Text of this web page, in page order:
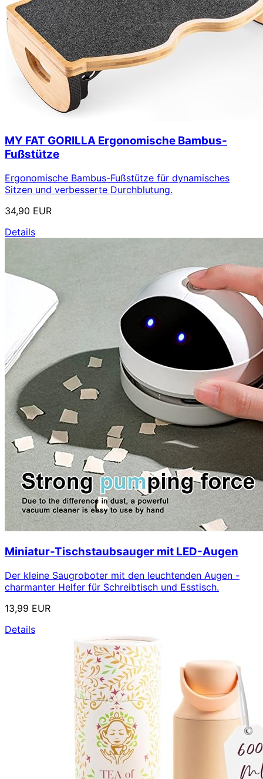
MY FAT GORILLA Ergonomische Bambus-
Fußstütze
Ergonomische Bambus-Fußstütze für dynamisches
Sitzen und verbesserte Durchblutung.
34,90 EUR
Details
Miniatur-Tischstaubsauger mit LED-Augen
Der kleine Saugroboter mit den leuchtenden Augen -
charmanter Helfer für Schreibtisch und Esstisch.
13,99 EUR
Details